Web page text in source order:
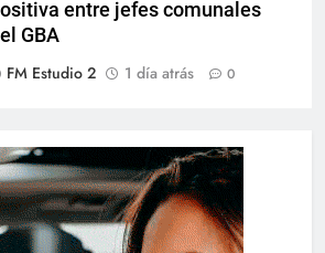
entre jefes comunales
GBA
FM Estudio 2
1 día atrás 0